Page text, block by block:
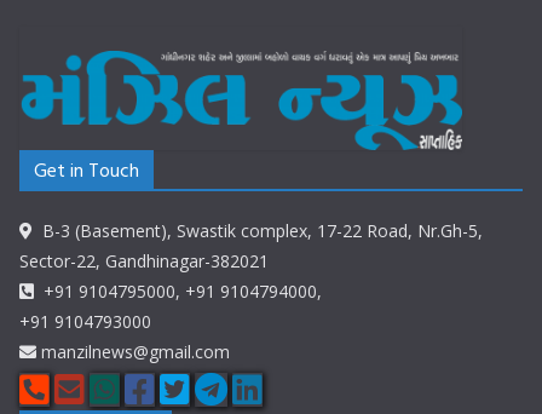
Get in Touch
B-3 (Basement), Swastik complex, 17-22 Road, Nr.Gh-5,
Sector-22, Gandhinagar-382021
+91 9104795000, +91 9104794000,
+91 9104793000
manzilnews@gmail.com